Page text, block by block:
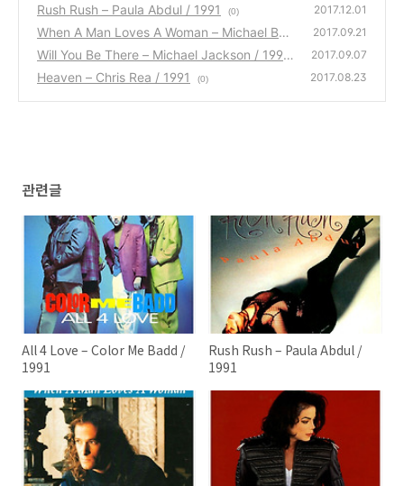
Rush Rush – Paula Abdul / 1991 (0) 2017.12.01
When A Man Loves A Woman – Michael Bolt
on / 1991
(0)
2017.09.21
Will You Be There – Michael Jackson / 1991
(3)
2017.09.07
Heaven – Chris Rea / 1991 (0) 2017.08.23
관련글
All 4 Love – Color Me Badd /
1991
Rush Rush – Paula Abdul /
1991